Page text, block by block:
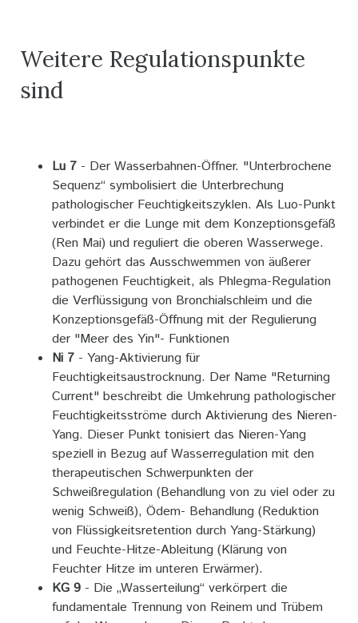
Weitere Regulationspunkte
sind
Lu 7 - Der Wasserbahnen-Öffner. "Unterbrochene
Sequenz“ symbolisiert die Unterbrechung
pathologischer Feuchtigkeitszyklen. Als Luo-Punkt
verbindet er die Lunge mit dem Konzeptionsgefäß
(Ren Mai) und reguliert die oberen Wasserwege.
Dazu gehört das Ausschwemmen von äußerer
pathogenen Feuchtigkeit, als Phlegma-Regulation
die Verflüssigung von Bronchialschleim und die
Konzeptionsgefäß-Öffnung mit der Regulierung
der "Meer des Yin"- Funktionen
Ni 7 - Yang-Aktivierung für
Feuchtigkeitsaustrocknung. Der Name "Returning
Current" beschreibt die Umkehrung pathologischer
Feuchtigkeitsströme durch Aktivierung des Nieren-
Yang. Dieser Punkt tonisiert das Nieren-Yang
speziell in Bezug auf Wasserregulation mit den
therapeutischen Schwerpunkten der
Schweißregulation (Behandlung von zu viel oder zu
wenig Schweiß), Ödem- Behandlung (Reduktion
von Flüssigkeitsretention durch Yang-Stärkung)
und Feuchte-Hitze-Ableitung (Klärung von
Feuchter Hitze im unteren Erwärmer).
KG 9 - Die „Wasserteilung“ verkörpert die
fundamentale Trennung von Reinem und Trübem